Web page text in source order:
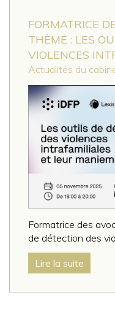
FORMATRICE
THÈME : LES
VIOLENCES
Actualités du
Formatrice des
de détection des
Lire la suite